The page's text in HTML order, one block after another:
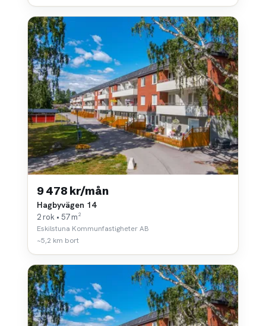
9 478 kr/mån
Hagbyvägen 14
2 rok • 57 m²
Eskilstuna Kommunfastigheter AB
~5,2 km bort